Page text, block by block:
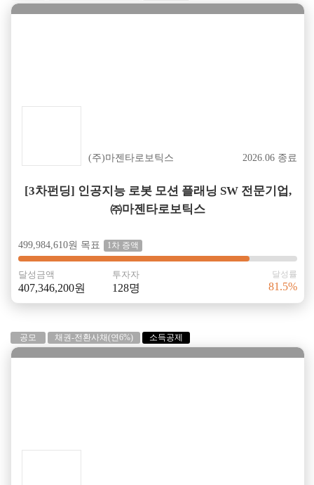
(주)마젠타로보틱스 2026.06 종료
[3차펀딩] 인공지능 로봇 모션 플래닝 SW 전문기업,
㈜마젠타로보틱스
499,984,610원 목표 1차 증액
달성금액
407,346,200원
투자자
128명
달성률
81.5%
공모 채권-전환사채(연6%) 소득공제